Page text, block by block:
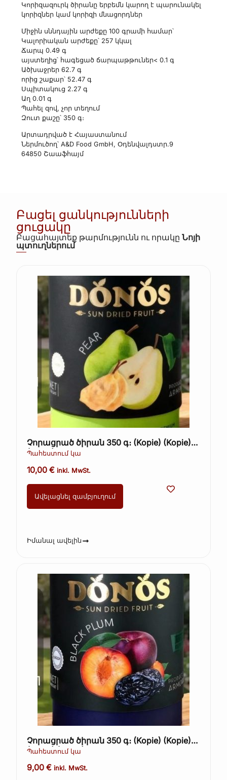
Կորիզազուրկ ծիրանը երբեմն կարող է պարունակել
կորիզներ կամ կորիզի մնացորդներ
Միջին սննդային արժեքը 100 գրամի համար՝
Կալորիական արժեքը՝ 257 կկալ
Ճարպ 0.49 գ
այստեղից՝ հագեցած ճարպաթթուներ< 0.1 գ
Ածխաջրեր 62.7 գ
որից շաքար՝ 52.47 գ
Սպիտակուց 2.27 գ
Աղ 0.01 գ
Պահել զով, չոր տեղում
Զուտ քաշը՝ 350 գ։
Արտադրված է Հայաստանում
Ներմուծող՝ A&D Food GmbH, Օդենվալդստր.9
64850 Շաաֆհայմ
Բացել ցանկությունների
ցուցակը
Բացահայտեք թարմությունն ու որակըՆոյի
պտուղներում
Չորացրած ծիրան 350 գ։ (Kopie) (Kopie)
(Kopie)
Պահեստում կա
10,00€ inkl. MwSt.
Ավելացնել զամբյուղում
Իմանալ ավելին
Չորացրած ծիրան 350 գ։ (Kopie) (Kopie)
(Kopie) (Kopie)
Պահեստում կա
9,00€ inkl. MwSt.